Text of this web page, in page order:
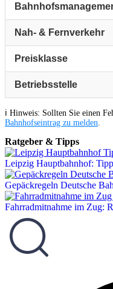
Nah- & Fernverkehr
Preisklasse
Betriebsstelle
ℹ️ Hinweis: Sollten Sie einen
Bahnhofseintrag zu melden
Ratgeber & Tipps
Leipzig Hauptbahnhof:
Gepäckregeln Deutsche
Fahrradmitnahme im Zug: